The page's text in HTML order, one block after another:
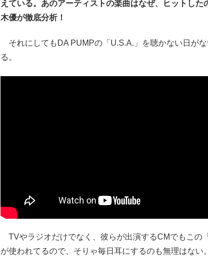
えている。あのアーティストの楽曲はなぜ、ヒットし
木優が徹底分析！
それにしてもDA PUMPの「U.S.A.」を聴かない日が
る。
TVやラジオだけでなく、彼らが出演するCMでもこの
が使われてるので、そりゃ毎日耳にするのも無理はない。